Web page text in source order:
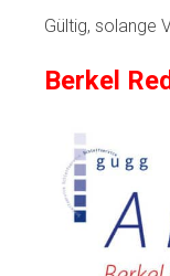
Gültig, solange
Berkel